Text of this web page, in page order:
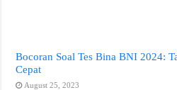
Bocoran Soal Tes Bina BNI 2024:
Cepat
August 25, 2023